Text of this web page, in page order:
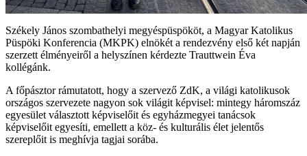
Székely János szombathelyi megyéspüspököt, a Magyar Katolikus
Püspöki Konferencia (MKPK) elnökét a rendezvény első két napján
szerzett élményeiről a helyszínen kérdezte Trauttwein Éva
kollégánk.
A főpásztor rámutatott, hogy a szervező ZdK, a világi katolikusok
országos szervezete nagyon sok világit képvisel: mintegy háromszáz
egyesület választott képviselőit és egyházmegyei tanácsok
képviselőit egyesíti, emellett a köz- és kulturális élet jelentős
szereplőit is meghívja tagjai sorába.